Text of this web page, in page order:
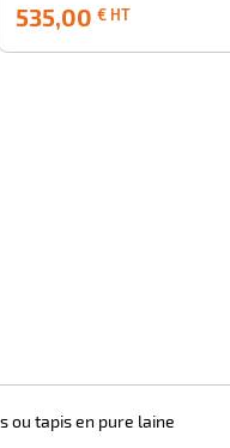
535,00 € HT
HT
ou tapis en pure laine